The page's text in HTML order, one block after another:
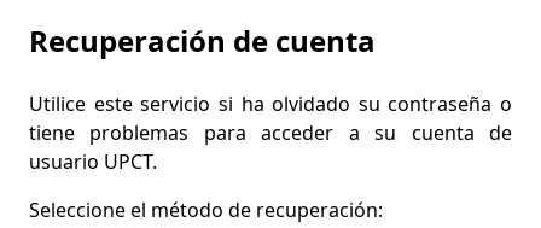
Recuperación de cuenta
Utilice este servicio si ha olvidado su contraseña o
tiene problemas para acceder a su cuenta de
usuario UPCT.
Seleccione el método de recuperación: